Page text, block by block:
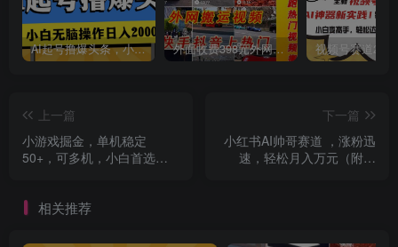
AI起号撸爆头条，小白也能操作，日入2000+ 外面收费398元外网超跑豪车汽车视频搬运至快手抖音上热门项目
上一篇
小游戏掘金，单机稳定
50+，可多机，小白首选副
下一篇
小红书AI帅哥赛道 ，涨粉迅
速，轻松月入万元（附软
相关推荐